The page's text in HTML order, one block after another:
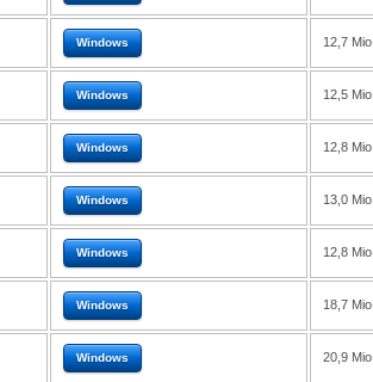
Windows 12,7 Mio
Windows 12,5 Mio
Windows 12,8 Mio
Windows 13,0 Mio
Windows 12,8 Mio
Windows 18,7 Mio
Windows 20,9 Mio